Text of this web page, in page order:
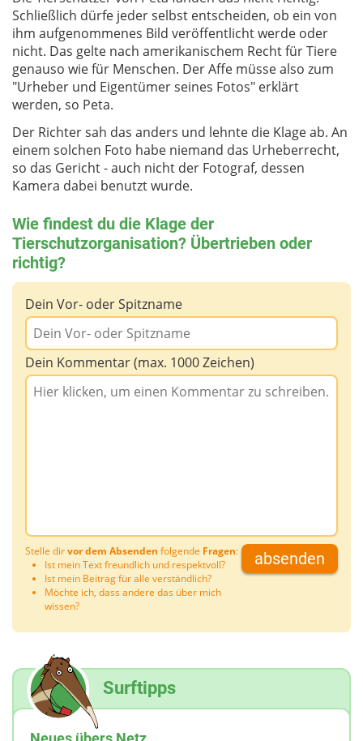
Schließlich dürfe jeder selbst entscheiden, ob ein von
ihm aufgenommenes Bild veröffentlicht werde oder
nicht. Das gelte nach amerikanischem Recht für Tiere
genauso wie für Menschen. Der Affe müsse also zum
"Urheber und Eigentümer seines Fotos" erklärt
werden, so Peta.
Der Richter sah das anders und lehnte die Klage ab. An
einem solchen Foto habe niemand das Urheberrecht,
so das Gericht - auch nicht der Fotograf, dessen
Kamera dabei benutzt wurde.
Wie findest du die Klage der
Tierschutzorganisation? Übertrieben oder
richtig?
Dein Vor- oder Spitzname
Dein Kommentar (max. 1000 Zeichen)
Stelle dirvor dem Absenden folgende Fragen:
Ist mein Text freundlich und respektvoll?
Ist mein Beitrag für alle verständlich?
Möchte ich, dass andere das über mich
wissen?
absenden
Surftipps